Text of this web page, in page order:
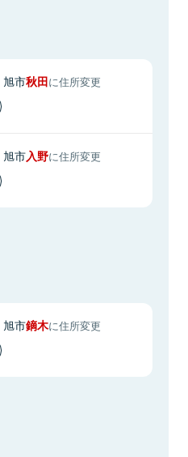
旭市秋田に住所変更
旭市入野に住所変更
旭市鏑木に住所変更